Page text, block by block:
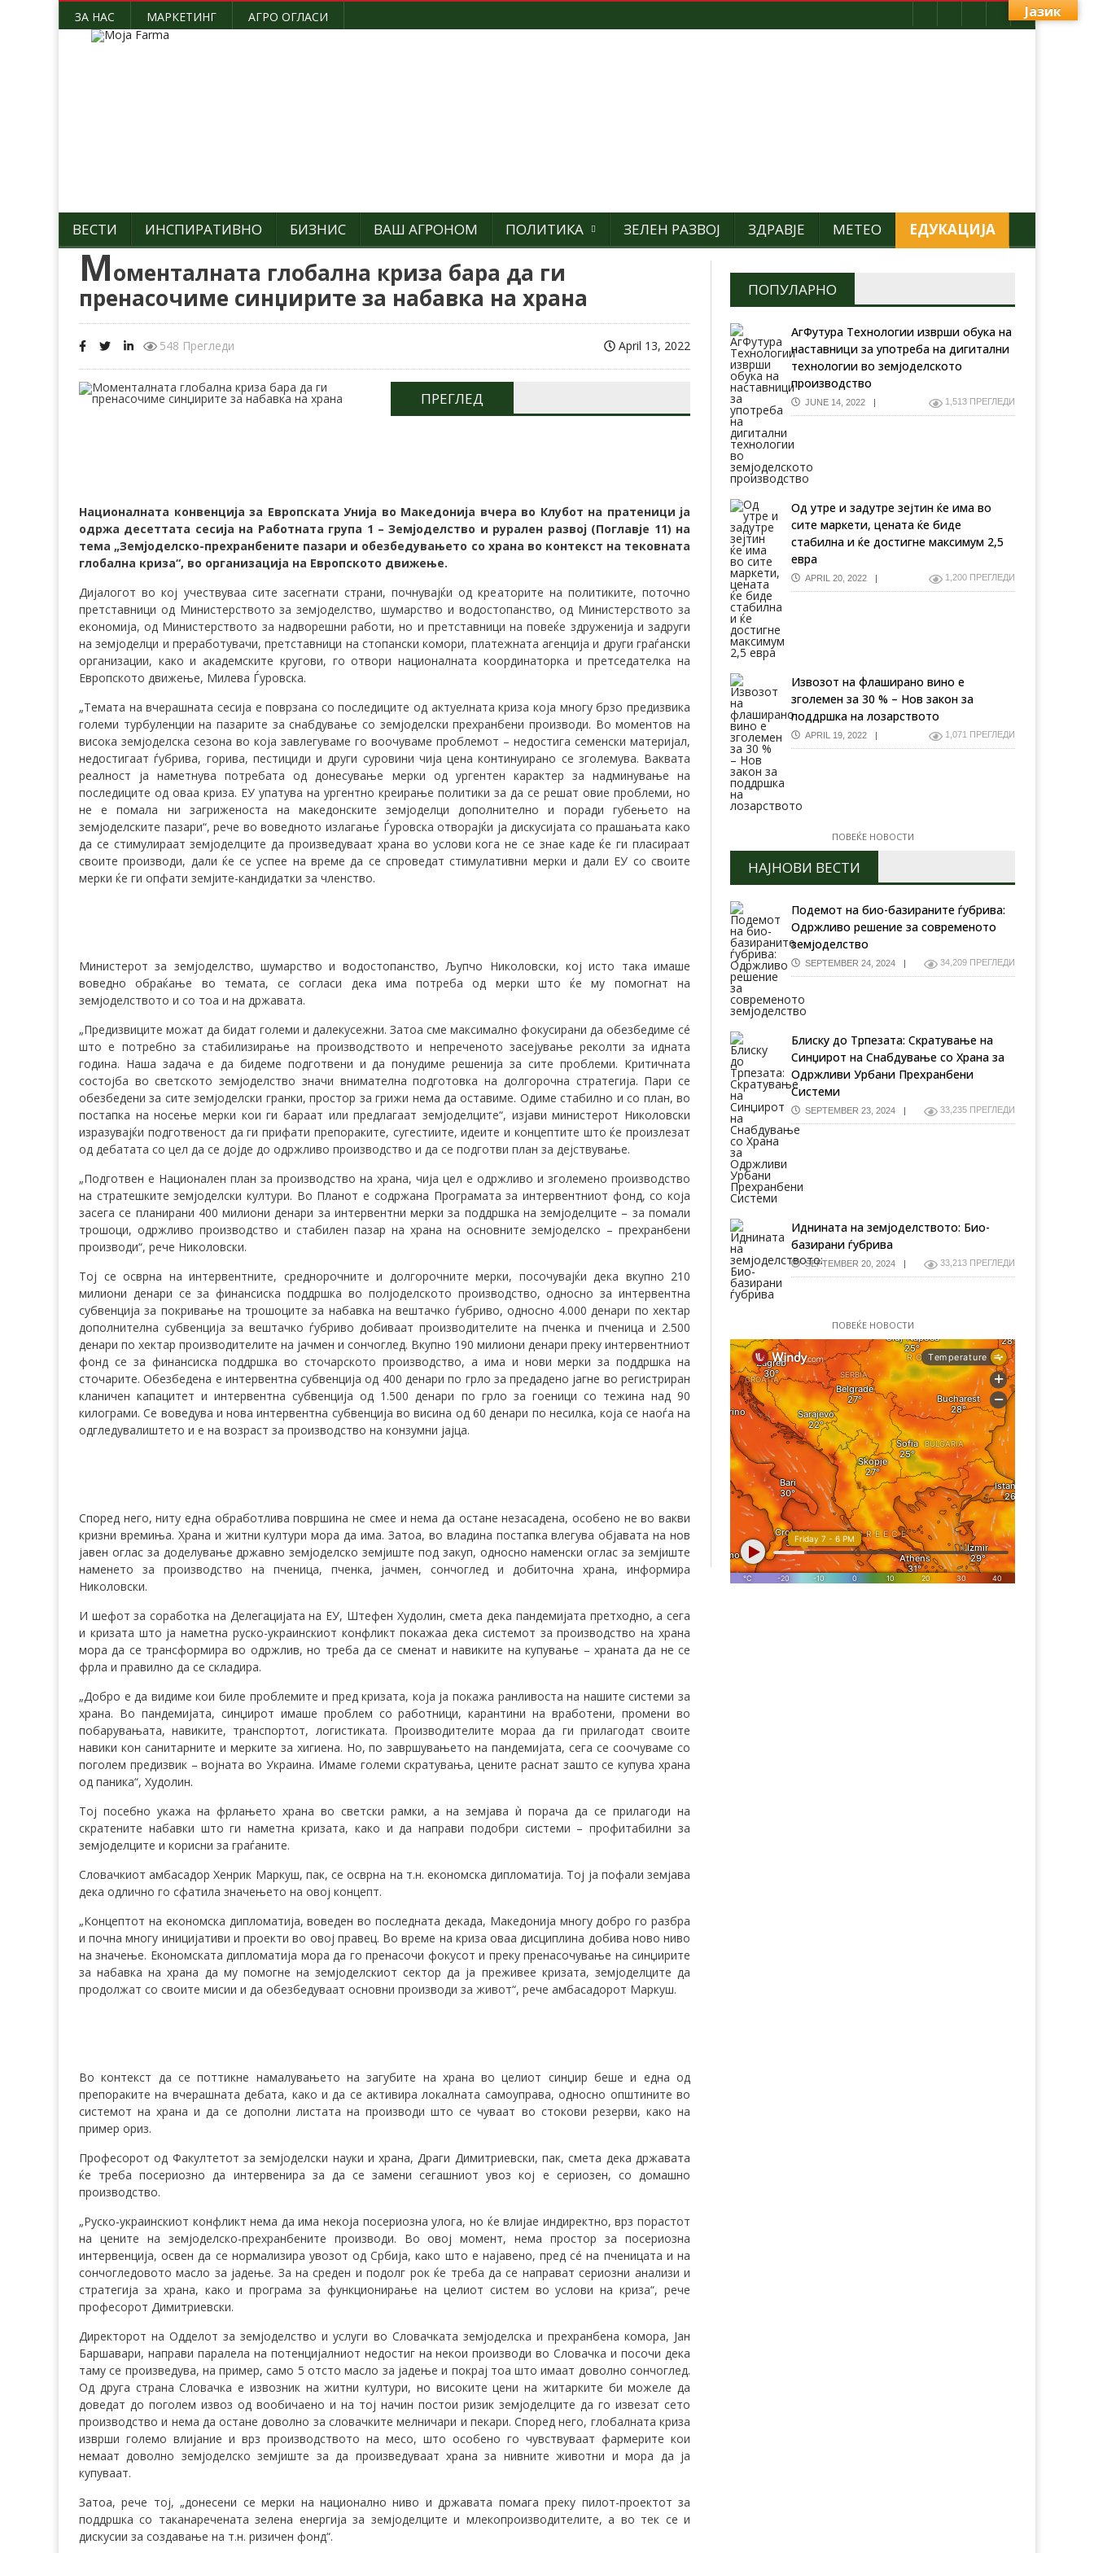
ЗА НАС МАРКЕТИНГ АГРО ОГЛАСИ
ВЕСТИ ИНСПИРАТИВНО БИЗНИС ВАШ АГРОНОМ ПОЛИТИКА ЗЕЛЕН РАЗВОЈ ЗДРАВЈЕ МЕТЕО ЕДУКАЦИЈА
Моменталната глобална криза бара да ги
пренасочиме синџирите за набавка на храна
548 Прегледи April 13, 2022
ПРЕГЛЕД
Националната конвенција за Европската Унија во Македонија вчера во Клубот на пратеници ја
одржа десеттата сесија на Работната група 1 – Земјоделство и рурален развој (Поглавје 11) на
тема „Земјоделско-прехранбените пазари и обезбедувањето со храна во контекст на тековната
глобална криза“, во организација на Европското движење.
Дијалогот во кој учествуваа сите засегнати страни, почнувајќи од креаторите на политиките, поточно
претставници од Министерството за земјоделство, шумарство и водостопанство, од Министерството за
економија, од Министерството за надворешни работи, но и претставници на повеќе здруженија и задруги
на земјоделци и преработувачи, претставници на стопански комори, платежната агенција и други граѓански
организации, како и академските кругови, го отвори националната координаторка и претседателка на
Европското движење, Милева Ѓуровска.
„Темата на вчерашната сесија е поврзана со последиците од актуелната криза која многу брзо предизвика
големи турбуленции на пазарите за снабдување со земјоделски прехранбени производи. Во моментов на
висока земјоделска сезона во која завлегуваме го воочуваме проблемот – недостига семенски материјал,
недостигаат ѓубрива, горива, пестициди и други суровини чија цена континуирано се зголемува. Ваквата
реалност ја наметнува потребата од донесување мерки од ургентен карактер за надминување на
последиците од оваа криза. ЕУ упатува на ургентно креирање политики за да се решат овие проблеми, но
не е помала ни загриженоста на македонските земјоделци дополнително и поради губењето на
земјоделските пазари“, рече во воведното излагање Ѓуровска отворајќи ја дискусијата со прашањата како
да се стимулираат земјоделците да произведуваат храна во услови кога не се знае каде ќе ги пласираат
своите производи, дали ќе се успее на време да се спроведат стимулативни мерки и дали ЕУ со своите
мерки ќе ги опфати земјите-кандидатки за членство.
Министерот за земјоделство, шумарство и водостопанство, Љупчо Николовски, кој исто така имаше
воведно обраќање во темата, се согласи дека има потреба од мерки што ќе му помогнат на
земјоделството и со тоа и на државата.
„Предизвиците можат да бидат големи и далекусежни. Затоа сме максимално фокусирани да обезбедиме сé
што е потребно за стабилизирање на производството и непреченото засејување реколти за идната
година. Наша задача е да бидеме подготвени и да понудиме решенија за сите проблеми. Критичната
состојба во светското земјоделство значи внимателна подготовка на долгорочна стратегија. Пари се
обезбедени за сите земјоделски гранки, простор за грижи нема да оставиме. Одиме стабилно и со план, во
постапка на носење мерки кои ги бараат или предлагаат земјоделците“, изјави министерот Николовски
изразувајќи подготвеност да ги прифати препораките, сугестиите, идеите и концептите што ќе произлезат
од дебатата со цел да се дојде до одржливо производство и да се подготви план за дејствување.
„Подготвен е Национален план за производство на храна, чија цел е одржливо и зголемено производство
на стратешките земјоделски култури. Во Планот е содржана Програмата за интервентниот фонд, со која
засега се планирани 400 милиони денари за интервентни мерки за поддршка на земјоделците – за помали
трошоци, одржливо производство и стабилен пазар на храна на основните земјоделско – прехранбени
производи“, рече Николовски.
Тој се осврна на интервентните, среднорочните и долгорочните мерки, посочувајќи дека вкупно 210
милиони денари се за финансиска поддршка во полјоделското производство, односно за интервентна
субвенција за покривање на трошоците за набавка на вештачко ѓубриво, односно 4.000 денари по хектар
дополнителна субвенција за вештачко ѓубриво добиваат производителите на пченка и пченица и 2.500
денари по хектар производителите на јачмен и сончоглед. Вкупно 190 милиони денари преку интервентниот
фонд се за финансиска поддршка во сточарското производство, а има и нови мерки за поддршка на
сточарите. Обезбедена е интервентна субвенција од 400 денари по грло за предадено јагне во регистриран
кланичен капацитет и интервентна субвенција од 1.500 денари по грло за гоеници со тежина над 90
килограми. Се воведува и нова интервентна субвенција во висина од 60 денари по несилка, која се наоѓа на
одгледувалиштето и е на возраст за производство на конзумни јајца.
Според него, ниту една обработлива површина не смее и нема да остане незасадена, особено не во вакви
кризни времиња. Храна и житни култури мора да има. Затоа, во владина постапка влегува објавата на нов
јавен оглас за доделување државно земјоделско земјиште под закуп, односно наменски оглас за земјиште
наменето за производство на пченица, пченка, јачмен, сончоглед и добиточна храна, информира
Николовски.
И шефот за соработка на Делегацијата на ЕУ, Штефен Худолин, смета дека пандемијата претходно, а сега
и кризата што ја наметна руско-украинскиот конфликт покажаа дека системот за производство на храна
мора да се трансформира во одржлив, но треба да се сменат и навиките на купување – храната да не се
фрла и правилно да се складира.
„Добро е да видиме кои биле проблемите и пред кризата, која ја покажа ранливоста на нашите системи за
храна. Во пандемијата, синџирот имаше проблем со работници, карантини на вработени, промени во
побарувањата, навиките, транспортот, логистиката. Производителите мораа да ги прилагодат своите
навики кон санитарните и мерките за хигиена. Но, по завршувањето на пандемијата, сега се соочуваме со
поголем предизвик – војната во Украина. Имаме големи скратувања, цените раснат зашто се купува храна
од паника“, Худолин.
Тој посебно укажа на фрлањето храна во светски рамки, а на земјава ѝ порача да се прилагоди на
скратените набавки што ги наметна кризата, како и да направи подобри системи – профитабилни за
земјоделците и корисни за граѓаните.
Словачкиот амбасадор Хенрик Маркуш, пак, се осврна на т.н. економска дипломатија. Тој ја пофали земјава
дека одлично го сфатила значењето на овој концепт.
„Концептот на економска дипломатија, воведен во последната декада, Македонија многу добро го разбра
и почна многу иницијативи и проекти во овој правец. Во време на криза оваа дисциплина добива ново ниво
на значење. Економската дипломатија мора да го пренасочи фокусот и преку пренасочување на синџирите
за набавка на храна да му помогне на земјоделскиот сектор да ја преживее кризата, земјоделците да
продолжат со своите мисии и да обезбедуваат основни производи за живот“, рече амбасадорот Маркуш.
Во контекст да се поттикне намалувањето на загубите на храна во целиот синџир беше и една од
препораките на вчерашната дебата, како и да се активира локалната самоуправа, односно општините во
системот на храна и да се дополни листата на производи што се чуваат во стокови резерви, како на
пример ориз.
Професорот од Факултетот за земјоделски науки и храна, Драги Димитриевски, пак, смета дека државата
ќе треба посериозно да интервенира за да се замени сегашниот увоз кој е сериозен, со домашно
производство.
„Руско-украинскиот конфликт нема да има некоја посериозна улога, но ќе влијае индиректно, врз порастот
на цените на земјоделско-прехранбените производи. Во овој момент, нема простор за посериозна
интервенција, освен да се нормализира увозот од Србија, како што е најавено, пред сé на пченицата и на
сончогледовото масло за јадење. За на среден и подолг рок ќе треба да се направат сериозни анализи и
стратегија за храна, како и програма за функционирање на целиот систем во услови на криза“, рече
професорот Димитриевски.
Директорот на Одделот за земјоделство и услуги во Словачката земјоделска и прехранбена комора, Јан
Баршавари, направи паралела на потенцијалниот недостиг на некои производи во Словачка и посочи дека
таму се произведува, на пример, само 5 отсто масло за јадење и покрај тоа што имаат доволно сончоглед.
Од друга страна Словачка е извозник на житни култури, но високите цени на житарките би можеле да
доведат до поголем извоз од вообичаено и на тој начин постои ризик земјоделците да го извезат сето
производство и нема да остане доволно за словачките мелничари и пекари. Според него, глобалната криза
изврши големо влијание и врз производството на месо, што особено го чувствуваат фармерите кои
немаат доволно земјоделско земјиште за да произведуваат храна за нивните животни и мора да ја
купуваат.
Затоа, рече тој, „донесени се мерки на национално ниво и државата помага преку пилот-проектот за
поддршка со таканаречената зелена енергија за земјоделците и млекопроизводителите, а во тек се и
дискусии за создавање на т.н. ризичен фонд“.
ПОПУЛАРНО
АгФутура Технологии изврши обука на
наставници за употреба на дигитални
технологии во земјоделското
производство
JUNE 14, 2022 1,513 ПРЕГЛЕДИ
Од утре и задутре зејтин ќе има во
сите маркети, цената ќе биде
стабилна и ќе достигне максимум 2,5
евра
APRIL 20, 2022 1,200 ПРЕГЛЕДИ
Извозот на флаширано вино е
зголемен за 30 % – Нов закон за
поддршка на лозарството
APRIL 19, 2022 1,071 ПРЕГЛЕДИ
ПОВЕЌЕ НОВОСТИ
НАЈНОВИ ВЕСТИ
Подемот на био-базираните ѓубрива:
Одржливо решение за современото
земјоделство
SEPTEMBER 24, 2024 34,209 ПРЕГЛЕДИ
Блиску до Трпезата: Скратување на
Синџирот на Снабдување со Храна за
Одржливи Урбани Прехранбени
Системи
SEPTEMBER 23, 2024 33,235 ПРЕГЛЕДИ
Иднината на земјоделството: Био-
базирани ѓубрива
SEPTEMBER 20, 2024 33,213 ПРЕГЛЕДИ
ПОВЕЌЕ НОВОСТИ
Јазик